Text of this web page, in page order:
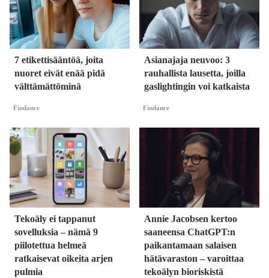
7 etikettisääntöä, joita
nuoret eivät enää pidä
välttämättöminä
Findance
Asianajaja neuvoo: 3
rauhallista lausetta, joilla
gaslightingin voi katkaista
Findance
Tekoäly ei tappanut
sovelluksia – nämä 9
piilotettua helmeä
ratkaisevat oikeita arjen
pulmia
Annie Jacobsen kertoo
saaneensa ChatGPT:n
paikantamaan salaisen
hätävaraston – varoittaa
tekoälyn bioriskistä